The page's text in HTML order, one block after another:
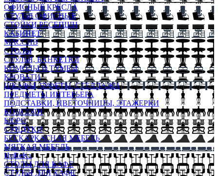
ОФИСНЫЕ КРЕСЛА
СТУЛЬЯ ОФИСНЫЕ
СТОЙКИ РЕСЕПШН
КАБИНЕТ
МАССИВ
СТОЛЫ
СТУЛЬЯ, БАНКЕТКИ
КОМОДЫ И ТУМБЫ
КРОВАТИ
ШКАФЫ, БУФЕТЫ, СТЕЛЛАЖИ
ПРЕДМЕТЫ ИНТЕРЬЕРА
ПОДСТАВКИ, ЦВЕТОЧНИЦЫ, ЭТАЖЕРКИ
КОНСОЛИ
БЮРО
СУНДУКИ
БЕСКАРКАСНАЯ МЕБЕЛЬ
МЯГКАЯ МЕБЕЛЬ
HoReKa
СТОЛЫ ДЛЯ КАФЕ
СТУЛЬЯ ДЛЯ КАФЕ